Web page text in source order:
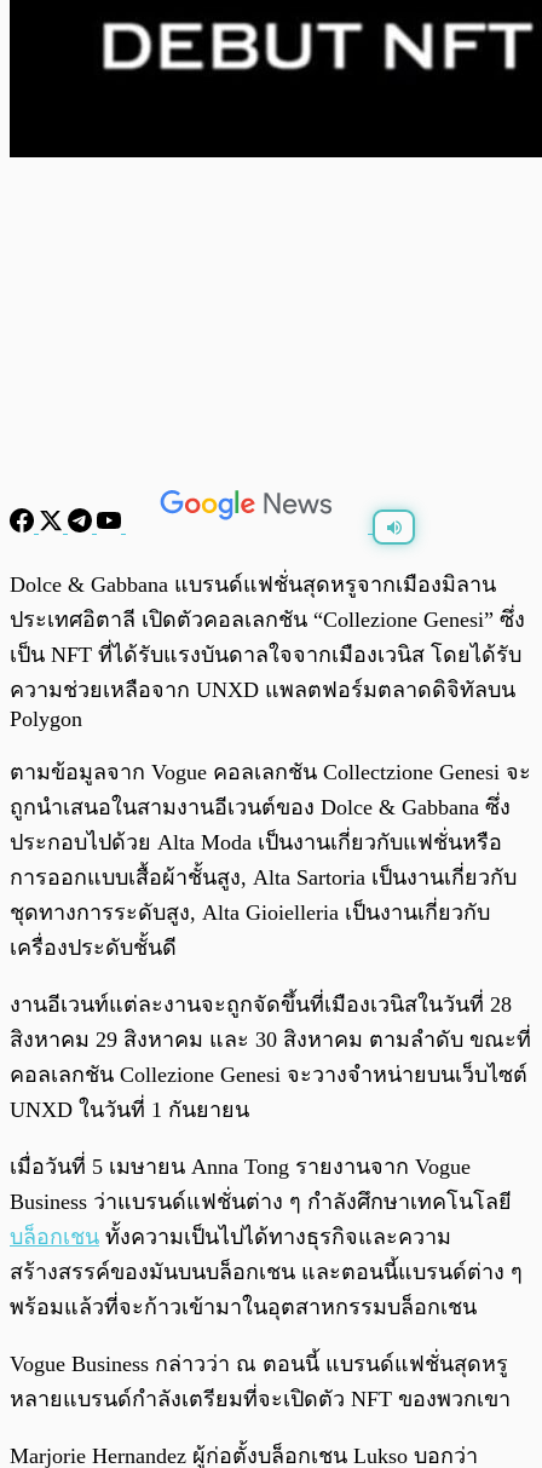
0:00 /
Dolce & Gabbana แบรนด์แฟชั่นสุดหรูจากเมืองมิลาน
ประเทศอิตาลี เปิดตัวคอลเลกชัน “Collezione Genesi” ซึ่ง
เป็น NFT ที่ได้รับแรงบันดาลใจจากเมืองเวนิส โดยได้รับ
ความช่วยเหลือจาก UNXD แพลตฟอร์มตลาดดิจิทัลบน
Polygon
ตามข้อมูลจาก Vogue คอลเลกชัน Collectzione Genesi จะ
ถูกนำเสนอในสามงานอีเวนต์ของ Dolce & Gabbana ซึ่ง
ประกอบไปด้วย Alta Moda เป็นงานเกี่ยวกับแฟชั่นหรือ
การออกแบบเสื้อผ้าชั้นสูง, Alta Sartoria เป็นงานเกี่ยวกับ
ชุดทางการระดับสูง, Alta Gioielleria เป็นงานเกี่ยวกับ
เครื่องประดับชั้นดี
งานอีเวนท์แต่ละงานจะถูกจัดขึ้นที่เมืองเวนิสในวันที่ 28
สิงหาคม 29 สิงหาคม และ 30 สิงหาคม ตามลำดับ ขณะที่
คอลเลกชัน Collezione Genesi จะวางจำหน่ายบนเว็บไซต์
UNXD ในวันที่ 1 กันยายน
เมื่อวันที่ 5 เมษายน Anna Tong รายงานจาก Vogue
Business ว่าแบรนด์แฟชั่นต่าง ๆ กำลังศึกษาเทคโนโลยี
บล็อกเชน ทั้งความเป็นไปได้ทางธุรกิจและความ
สร้างสรรค์ของมันบนบล็อกเชน และตอนนี้แบรนด์ต่าง ๆ
พร้อมแล้วที่จะก้าวเข้ามาในอุตสาหกรรมบล็อกเชน
Vogue Business กล่าวว่า ณ ตอนนี้ แบรนด์แฟชั่นสุดหรู
หลายแบรนด์กำลังเตรียมที่จะเปิดตัว NFT ของพวกเขา
Marjorie Hernandez ผู้ก่อตั้งบล็อกเชน Lukso บอกว่า